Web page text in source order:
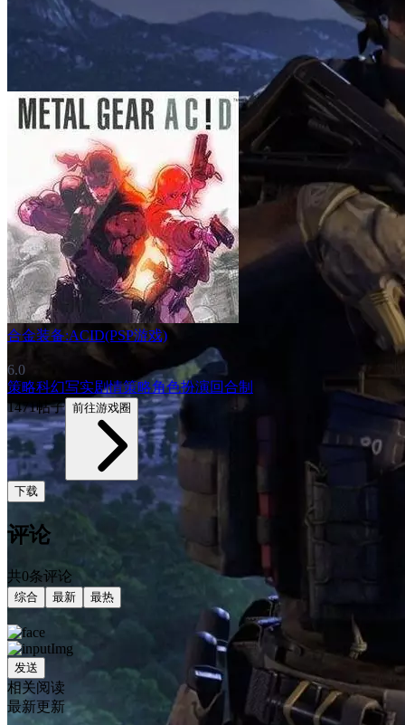
合金装备:ACID(PSP游戏)
6.0
策略科幻写实剧情策略角色扮演回合制
1471帖子 前往游戏圈
下载
评论
共0条评论
综合 最新 最热
发送
相关阅读
最新更新